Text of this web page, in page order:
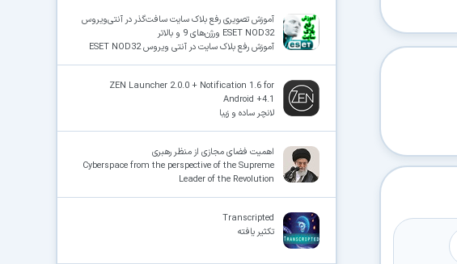
آموزش تصویری رفع بلاک سایت سافت‌گذر در آنتی‌ویروس
ESET NOD32 ورژن‌های 9 و بالاتر
آموزش رفع بلاک سایت در آنتی ویروس ESET NOD32
ZEN Launcher 2.0.0 + Notification 1.6 for
Android +4.1
لانچر ساده و زیبا
اهمیت فضای مجازی از منظر رهبری
Cyberspace from the perspective of the Supreme
Leader of the Revolution
Transcripted
تکثیر یافته